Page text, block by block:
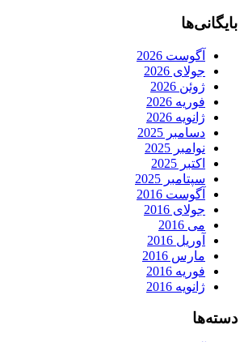
بایگانی‌ها
آگوست 2026
جولای 2026
ژوئن 2026
فوریه 2026
ژانویه 2026
دسامبر 2025
نوامبر 2025
اکتبر 2025
سپتامبر 2025
آگوست 2016
جولای 2016
می 2016
آوریل 2016
مارس 2016
فوریه 2016
ژانویه 2016
دسته‌ها